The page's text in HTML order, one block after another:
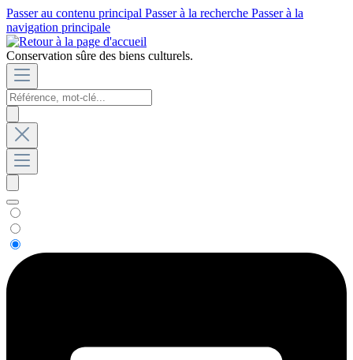
Passer au contenu principal Passer à la recherche Passer à la
navigation principale
Conservation sûre des biens culturels.